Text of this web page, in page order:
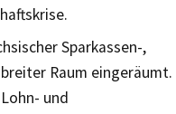
Sparkassen-,
Raum eingeräumt.
und